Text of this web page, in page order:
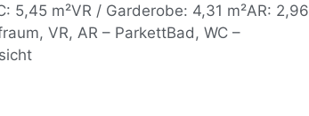
5,45 m²VR / Garderobe: 4,31 m²AR: 2,96
VR, AR – ParkettBad, WC –